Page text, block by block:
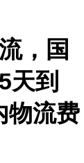
，国
天到
物流费